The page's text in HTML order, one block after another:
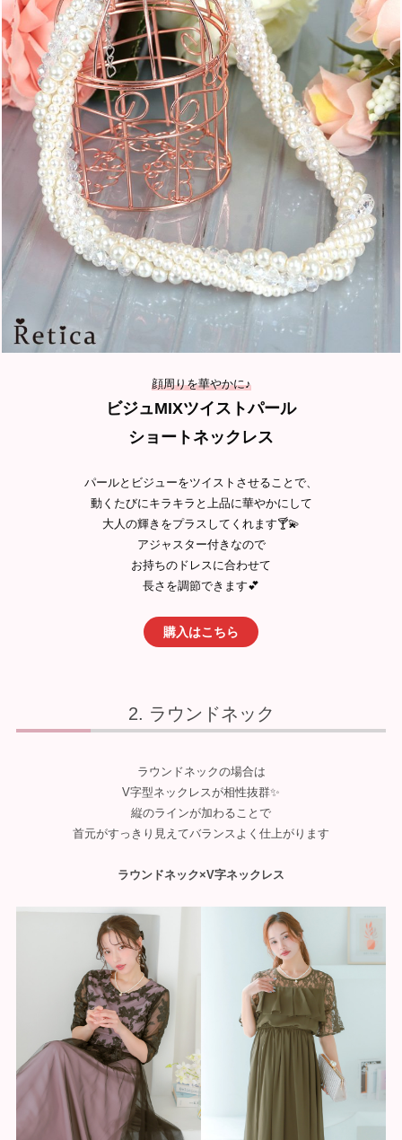
顔周りを華やかに♪
ビジュMIXツイストパール
ショートネックレス
パールとビジューをツイストさせることで、
動くたびにキラキラと上品に華やかにして
大人の輝きをプラスしてくれます🍸💫
アジャスター付きなので
お持ちのドレスに合わせて
長さを調節できます💕
購入はこちら
ラウンドネック
ラウンドネックの場合は
V字型ネックレスが相性抜群✨
縦のラインが加わることで
首元がすっきり見えてバランスよく仕上がります
ラウンドネック×V字ネックレス